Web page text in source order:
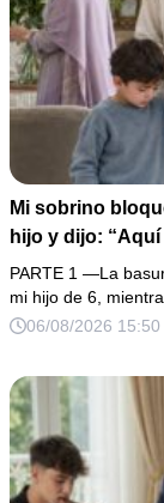
Mi sobrino
hijo y dijo:
mirada y mi
Yo asentí,
cancelar el
de humillarlo.
PARTE 1 —La
mi hijo de 6,
06/08/2026 15:50